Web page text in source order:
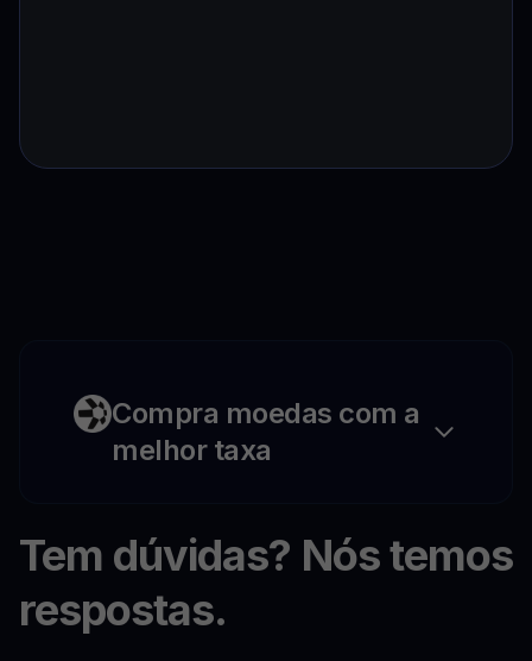
Compra moedas com a
melhor taxa
Tem dúvidas? Nós temos
respostas.